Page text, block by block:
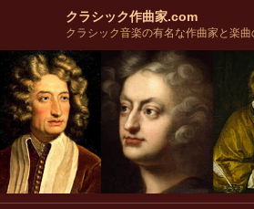
クラシック作曲家.com
クラシック音楽の有名な作曲家と楽